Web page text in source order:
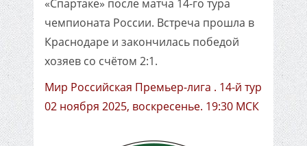
«Спартаке» после матча 14-го тура
чемпионата России. Встреча прошла в
Краснодаре и закончилась победой
хозяев со счётом 2:1.
Мир Российская Премьер-лига . 14-й тур
02 ноября 2025, воскресенье. 19:30 МСК